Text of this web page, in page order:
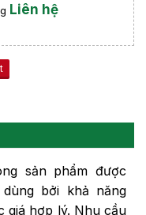
Liên hệ
sản phẩm được
bởi khả năng
giá hợp lý. Nhu cầu